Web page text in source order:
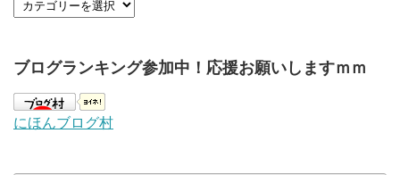
ブログランキング参加中！応援お願いしますｍｍ
にほんブログ村